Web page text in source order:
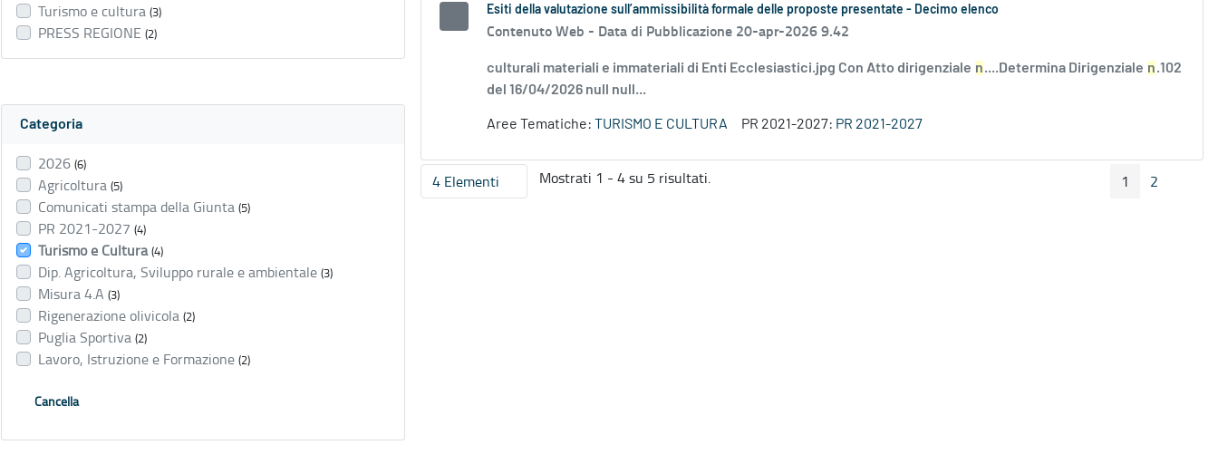
Turismo e cultura (3)
PRESS REGIONE (2)
Categoria
2026 (6)
Agricoltura (5)
Comunicati stampa della Giunta (5)
PR 2021-2027 (4)
Turismo e Cultura (4)
Dip. Agricoltura, Sviluppo rurale e ambientale (3)
Misura 4.A (3)
Rigenerazione olivicola (2)
Puglia Sportiva (2)
Lavoro, Istruzione e Formazione (2)
Cancella
Esiti della valutazione sull’ammissibilità formale delle proposte presentate - Decimo elenco
Contenuto Web - Data di Pubblicazione 20-apr-2026 9.42
culturali materiali e immateriali di Enti Ecclesiastici.jpg Con Atto dirigenziale n....Determina Dirigenziale n.102
del 16/04/2026 null null...
Aree Tematiche: TURISMO E CULTURA PR 2021-2027: PR 2021-2027
4 ElementiPer pagina
Mostrati 1 - 4 su 5 risultati. Pagina Precedente
Pagina
1 Pagina
2